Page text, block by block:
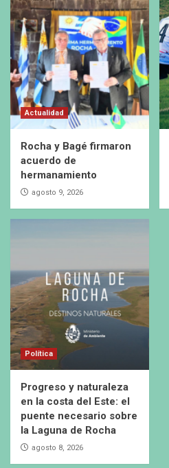
Actualidad
Rocha y Bagé firmaron
acuerdo de
hermanamiento
agosto 9, 2026
Política
Progreso y naturaleza
en la costa del Este: el
puente necesario sobre
la Laguna de Rocha
agosto 8, 2026